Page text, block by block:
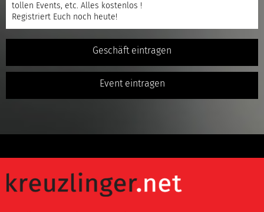
tollen Events, etc. Alles kostenlos !
Registriert Euch noch heute!
Geschäft eintragen
Event eintragen